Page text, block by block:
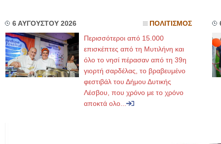
6 ΑΥΓΟΥΣΤΟΥ 2026 ΠΟΛΙΤΙΣΜΟΣ
Περισσότεροι από 15.000
επισκέπτες από τη Μυτιλήνη και
όλο το νησί πέρασαν από τη 39η
γιορτή σαρδέλας, το βραβευμένο
φεστιβάλ του Δήμου Δυτικής
Λέσβου, που χρόνο με το χρόνο
αποκτά ολο...